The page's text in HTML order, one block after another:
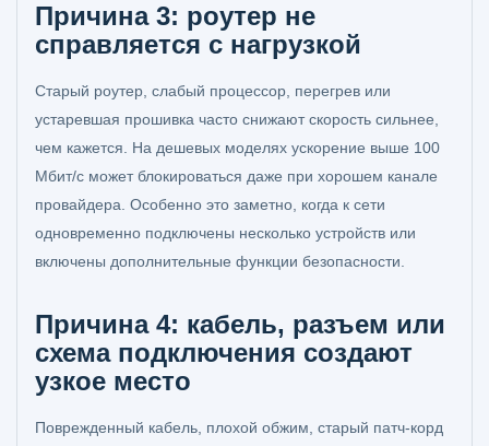
Причина 3: роутер не
справляется с нагрузкой
Старый роутер, слабый процессор, перегрев или
устаревшая прошивка часто снижают скорость сильнее,
чем кажется. На дешевых моделях ускорение выше 100
Мбит/с может блокироваться даже при хорошем канале
провайдера. Особенно это заметно, когда к сети
одновременно подключены несколько устройств или
включены дополнительные функции безопасности.
Причина 4: кабель, разъем или
схема подключения создают
узкое место
Поврежденный кабель, плохой обжим, старый патч-корд